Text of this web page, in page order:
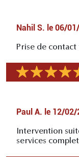
Nahil S. le 06/
Prise de
Paul A. le 12/02/
Intervention
services complet